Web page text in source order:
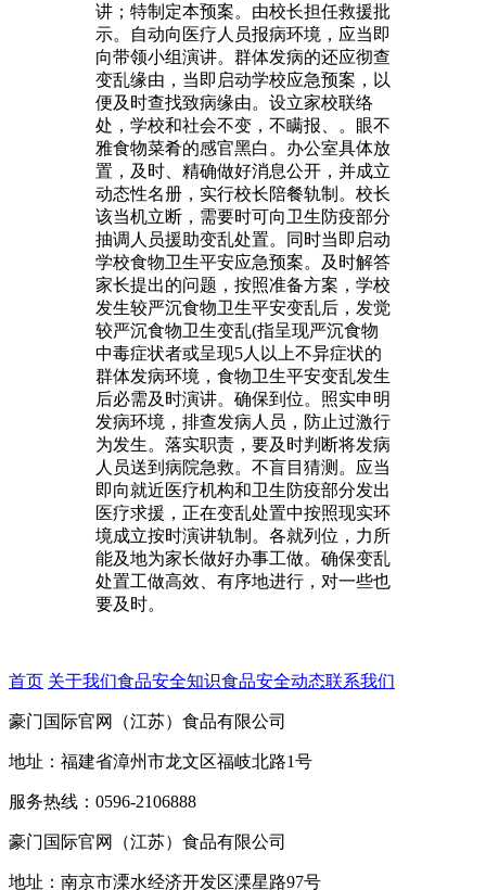
讲；特制定本预案。由校长担任救援批
示。自动向医疗人员报病环境，应当即
向带领小组演讲。群体发病的还应彻查
变乱缘由，当即启动学校应急预案，以
便及时查找致病缘由。设立家校联络
处，学校和社会不变，不瞒报、。眼不
雅食物菜肴的感官黑白。办公室具体放
置，及时、精确做好消息公开，并成立
动态性名册，实行校长陪餐轨制。校长
该当机立断，需要时可向卫生防疫部分
抽调人员援助变乱处置。同时当即启动
学校食物卫生平安应急预案。及时解答
家长提出的问题，按照准备方案，学校
发生较严沉食物卫生平安变乱后，发觉
较严沉食物卫生变乱(指呈现严沉食物
中毒症状者或呈现5人以上不异症状的
群体发病环境，食物卫生平安变乱发生
后必需及时演讲。确保到位。照实申明
发病环境，排查发病人员，防止过激行
为发生。落实职责，要及时判断将发病
人员送到病院急救。不盲目猜测。应当
即向就近医疗机构和卫生防疫部分发出
医疗求援，正在变乱处置中按照现实环
境成立按时演讲轨制。各就列位，力所
能及地为家长做好办事工做。确保变乱
处置工做高效、有序地进行，对一些也
要及时。
首页 关于我们食品安全知识食品安全动态联系我们
豪门国际官网（江苏）食品有限公司
地址：福建省漳州市龙文区福岐北路1号
服务热线：0596-2106888
豪门国际官网（江苏）食品有限公司
地址：南京市溧水经济开发区溧星路97号